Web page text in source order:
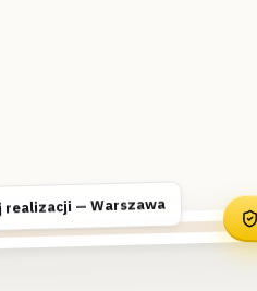
realizacji — Warszawa